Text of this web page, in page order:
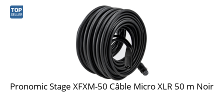
Pronomic Stage XFXM-50 Câble Micro XLR 50 m Noir